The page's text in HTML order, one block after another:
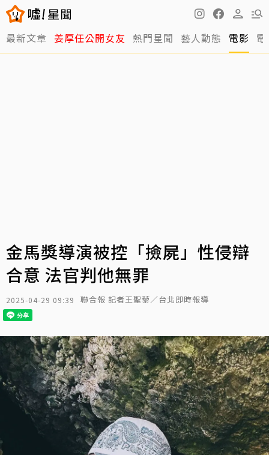
最新文章 姜厚任公開女友 熱門星聞 藝人動態 電影
金馬獎導演被控「撿屍」性侵辯
合意 法官判他無罪
2025-04-29 09:39 聯合報 記者王聖藜／台北即時報導